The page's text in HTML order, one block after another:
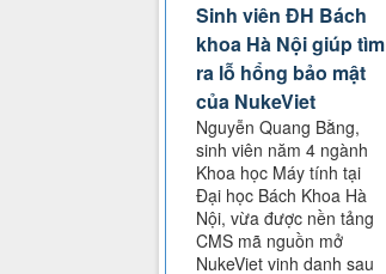
Sinh viên ĐH Bách
khoa Hà Nội giúp tìm
ra lỗ hổng bảo mật
của NukeViet
Nguyễn Quang Bằng,
sinh viên năm 4 ngành
Khoa học Máy tính tại
Đại học Bách Khoa Hà
Nội, vừa được nền tảng
CMS mã nguồn mở
NukeViet vinh danh sau